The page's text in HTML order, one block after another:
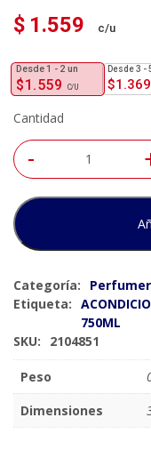
$ 1.559
$1.559
1 - 2 un
$1.369
3 -
Cantidad
-
Categoría:
Etiqueta:
750ML
SKU:
2104851
Peso
Dimensiones